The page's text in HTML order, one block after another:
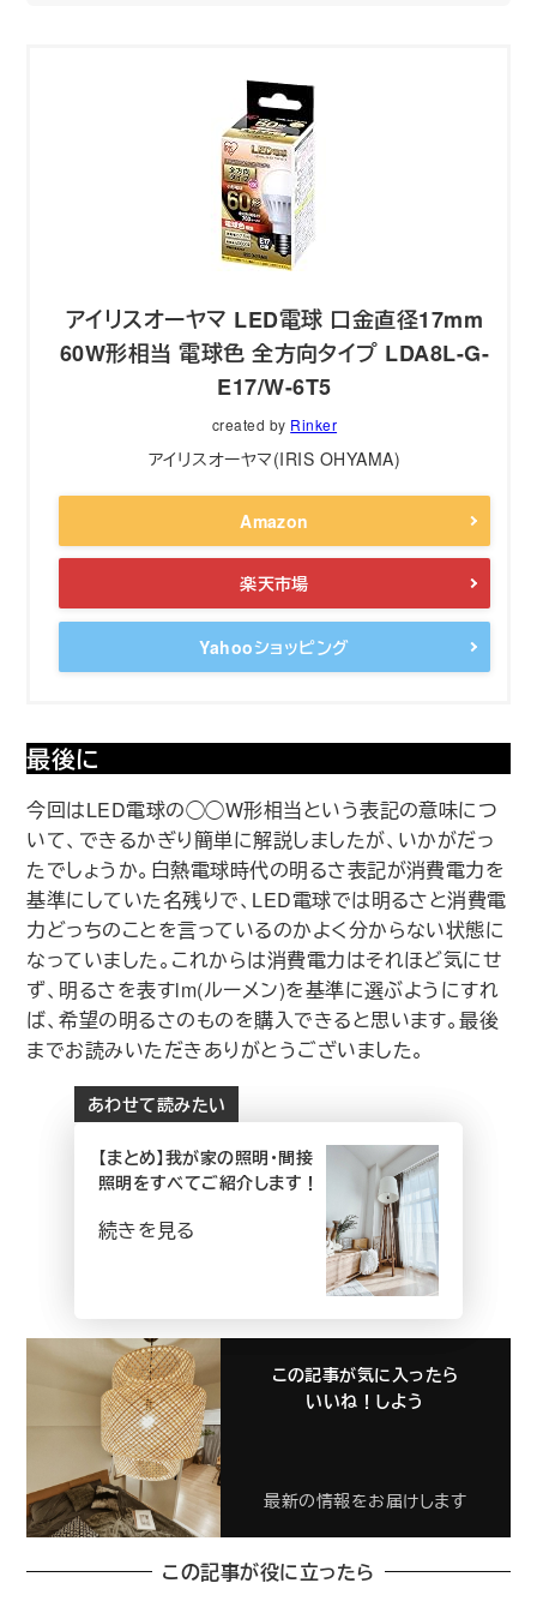
アイリスオーヤマ LED電球 口金直径17mm
60W形相当 電球色 全方向タイプ LDA8L-G-
E17/W-6T5
created by Rinker
アイリスオーヤマ(IRIS OHYAMA)
Amazon
楽天市場
Yahooショッピング
最後に
今回はLED電球の◯◯W形相当という表記の意味につ
いて、できるかぎり簡単に解説しましたが、いかがだっ
たでしょうか。白熱電球時代の明るさ表記が消費電力を
基準にしていた名残りで、LED電球では明るさと消費電
力どっちのことを言っているのかよく分からない状態に
なっていました。これからは消費電力はそれほど気にせ
ず、明るさを表すlm(ルーメン)を基準に選ぶようにすれ
ば、希望の明るさのものを購入できると思います。最後
までお読みいただきありがとうございました。
あわせて読みたい
【まとめ】我が家の照明・間接
照明をすべてご紹介します！
続きを見る
この記事が気に入ったら
いいね！しよう
最新の情報をお届けします
この記事が役に立ったら